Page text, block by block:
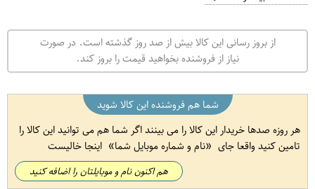
از بروز رسانی این کالا بیش از صد روز گذشته است. در صورت
نیاز از فروشنده بخواهید قیمت را بروز کند.
شما هم فروشنده این کالا شوید
هر روزه صدها خریدار این کالا را می بینند اگر شما هم می توانید این کالا را
تامین کنید واقعا جای
نام و شماره موبایل شما اینجا خالیست
هم اکنون نام و موبایلتان را اضافه کنید